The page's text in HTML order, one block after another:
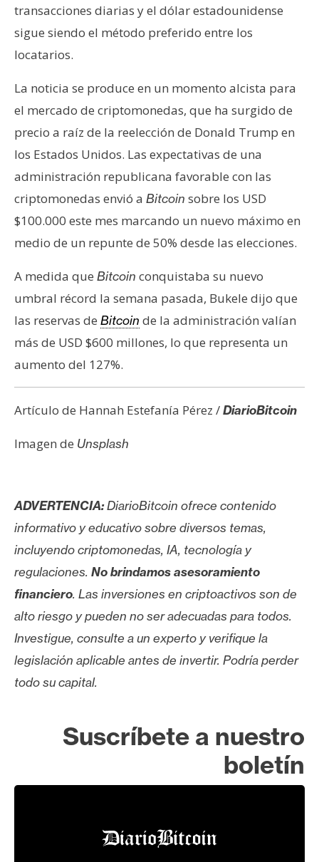
transacciones diarias y el dólar estadounidense
sigue siendo el método preferido entre los
locatarios.
La noticia se produce en un momento alcista para
el mercado de criptomonedas, que ha surgido de
precio a raíz de la reelección de Donald Trump en
los Estados Unidos. Las expectativas de una
administración republicana favorable con las
criptomonedas envió a Bitcoin sobre los USD
$100.000 este mes marcando un nuevo máximo en
medio de un repunte de 50% desde las elecciones.
A medida que Bitcoin conquistaba su nuevo
umbral récord la semana pasada, Bukele dijo que
las reservas de Bitcoin de la administración valían
más de USD $600 millones, lo que representa un
aumento del 127%.
Artículo de Hannah Estefanía Pérez /DiarioBitcoin
Imagen de Unsplash
ADVERTENCIA:DiarioBitcoin ofrece contenido
informativo y educativo sobre diversos temas,
incluyendo criptomonedas, IA, tecnología y
regulaciones. No brindamos asesoramiento
financiero. Las inversiones en criptoactivos son de
alto riesgo y pueden no ser adecuadas para todos.
Investigue, consulte a un experto y verifique la
legislación aplicable antes de invertir. Podría perder
todo su capital.
Suscríbete a nuestro
boletín